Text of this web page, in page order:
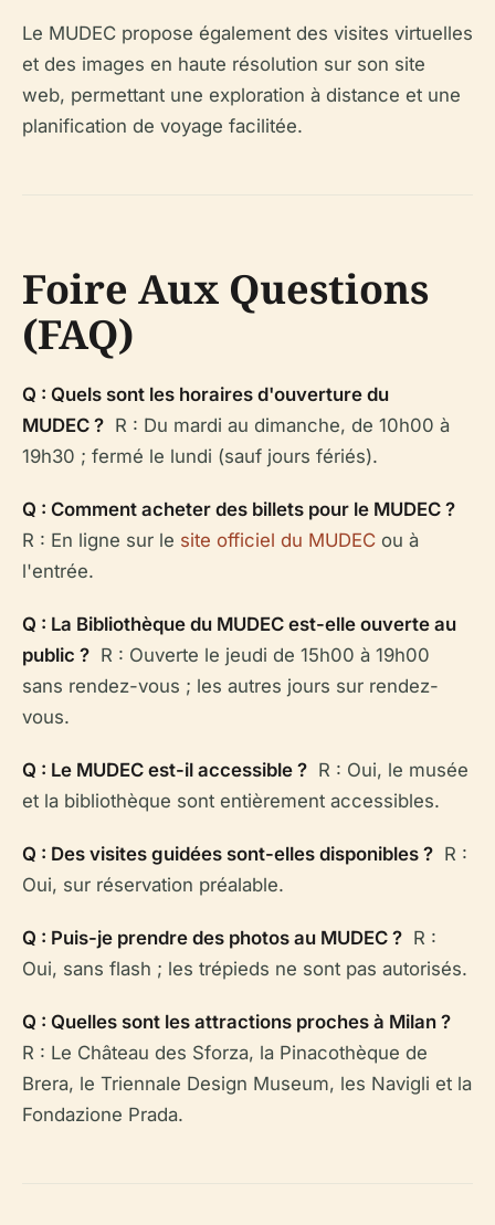
Le MUDEC propose également des visites virtuelles
et des images en haute résolution sur son site
web, permettant une exploration à distance et une
planification de voyage facilitée.
Foire Aux Questions
(FAQ)
Q : Quels sont les horaires d'ouverture du
MUDEC ? R : Du mardi au dimanche, de 10h00 à
19h30 ; fermé le lundi (sauf jours fériés).
Q : Comment acheter des billets pour le MUDEC ?
R : En ligne sur le site officiel du MUDEC ou à
l'entrée.
Q : La Bibliothèque du MUDEC est-elle ouverte au
public ? R : Ouverte le jeudi de 15h00 à 19h00
sans rendez-vous ; les autres jours sur rendez-
vous.
Q : Le MUDEC est-il accessible ? R : Oui, le musée
et la bibliothèque sont entièrement accessibles.
Q : Des visites guidées sont-elles disponibles ? R :
Oui, sur réservation préalable.
Q : Puis-je prendre des photos au MUDEC ? R :
Oui, sans flash ; les trépieds ne sont pas autorisés.
Q : Quelles sont les attractions proches à Milan ?
R : Le Château des Sforza, la Pinacothèque de
Brera, le Triennale Design Museum, les Navigli et la
Fondazione Prada.